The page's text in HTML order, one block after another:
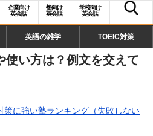
企業向け
英会話
塾向け
英会話
学校向け
英会話
英語の雑学 TOEIC対策
い方は？例文を交えて
策に強い塾ランキング（失敗しない